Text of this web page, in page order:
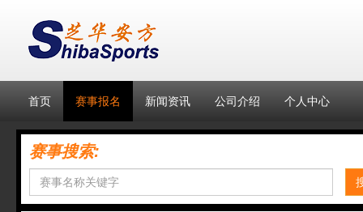
首页 赛事报名 新闻资讯 公司介绍 个人中心
赛事搜索: